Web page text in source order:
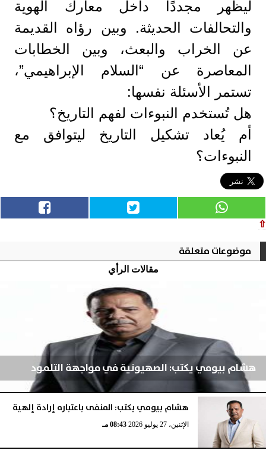
ليظهر مجددًا داخل معارك الهوية
والتحالفات الحديثة. وبين رؤاه القديمة
عن الخراب والبعث، وبين الخطابات
المعاصرة عن “السلام الإبراهيمي”،
تستمر الأسئلة نفسها:
هل تُستخدم النبوءات لفهم التاريخ؟
أم يُعاد تشكيل التاريخ ليتوافق مع
النبوءات؟
⇧
موضوعات متعلقة
مقالات الرأي
هشام بيومي يكتب: الصهيونية في مواجهة التلمود
الإثنين، 3 أغسطس 2026 04:52 مـ
هشام بيومي يكتب: المنفى باعتباره إرادة إلهية
الإثنين، 27 يوليو 2026 08:43 مـ